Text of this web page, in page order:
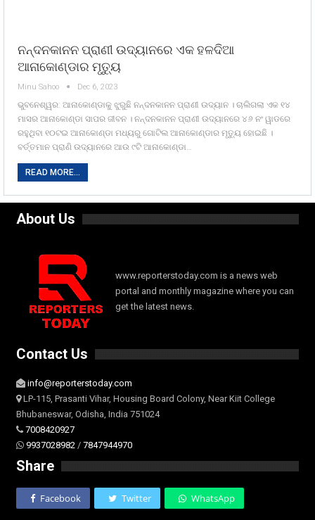
ନନ୍ଦନକାନନ ପ୍ରାଣୀ ଉଦ୍ୟାନରେ ଏକ ହଳଦିଆ
ଆନାକୋଣ୍ଡାର ମୃତ୍ୟୁ
Minu Sahoo Dec 6, 2023
ଭୁବନେଶ୍ୱର: ଆନାକୋଣ୍ଡାକୁ ଝୁରୁଛି ନନ୍ଦନକାନନ ପ୍ରାଣୀ ଉଦ୍ୟାନ । ଚାଲିଗଲା ଏକ ୧୪
ମାସର ଆନାକୋଣ୍ଡା ସାପର ଜୀବନ । ନନ୍ଦନକାନନ ପ୍ରାଣୀ ଉଦ୍ୟାନରେ ୪୬ ନଂ ୱାଡରେ
ରହୁଥିବା ୧୦ଟଇ ଆନାକୋଣ୍ଡା ମଧ୍ୟରୁ ଗୋଟିଲ ଆନାକୋଣ୍ଡାର ମୃତ୍ୟୁ ହୋଇଛି ।
ବର୍ତ୍ତମାନ ପ୍ରାଣି ଉଦ୍ୟାନରେ ଆଉ ୯ଟି ଆନାକୋଣ୍ଡା…
READ MORE...
About Us
www.reporterstoday.com is a news web
portal and monthly magazine where you can
get the latest news.
Contact Us
info@reporterstoday.com
LP-115, Prasanti Vihar, Housing Board Colony, Near Kiit College
Bhubaneswar, Odisha, India 751024
7008420927
9937028982 / 7847944970
Share
Facebook Twitter WhatsApp